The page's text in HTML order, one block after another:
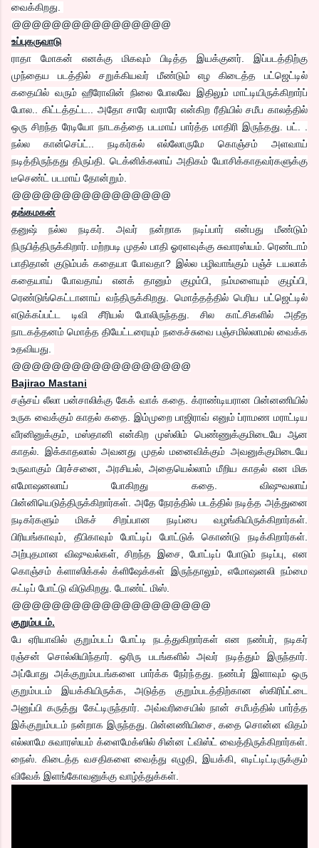
வைக்கிறது.
@@@@@@@@@@@@@@@@
உப்புகருவாடு
ராதா மோகன் எனக்கு மிகவும் பிடித்த இயக்குனர். இப்படத்திற்கு
முந்தைய படத்தில் சறுக்கியவர் மீண்டும் எழ கிடைத்த பட்ஜெட்டில்
கதையில் வரும் ஹீரோவின் நிலை போலவே இதிலும் மாட்டியிருக்கிறார்ப்
போல.. கிட்டத்தட்ட.. அதோ சாரே வராரே என்கிற ரீதியில் சமீப காலத்தில்
ஒரு சிறந்த ரேடியோ நாடகத்தை படமாய் பார்த்த மாதிரி இருந்தது. பட். .
நல்ல கான்செப்ட்.. நடிகர்கல் எல்லோருமே கொஞ்சம் அளவாய்
நடித்திருந்தது திருப்தி. டெக்னிக்கலாய் அதிகம் யோசிக்காதவர்களுக்கு
டீசெண்ட் படமாய் தோன்றும்.
@@@@@@@@@@@@@@@@
தங்கமகன்
தனுஷ் நல்ல நடிகர். அவர் நன்றாக நடிப்பார் என்பது மீண்டும்
நிருபித்திருக்கிறார். மற்றபடி முதல் பாதி ஓரளவுக்கு சுவாரஸ்யம். ரெண்டாம்
பாதிதான் குடும்பக் கதையா போவதா? இல்ல பழிவாங்கும் பஞ்ச் டயலாக்
கதையாய் போவதாய் எனக் தானும் குழம்பி, நம்மளையும் குழப்பி,
ரெண்டுங்கெட்டானாய் வந்திருக்கிறது. மொத்தத்தில் பெரிய பட்ஜெட்டில்
எடுக்கப்பட்ட டிவி சீரியல் போலிருந்தது. சில காட்சிகளில் அதீத
நாடகத்தனம் மொத்த தியேட்டரையும் நகைச்சுவை பஞ்சமில்லாமல் வைக்க
உதவியது.
@@@@@@@@@@@@@@@@@@
Bajirao Mastani
சஞ்சய் லீலா பன்சாலிக்கு கேக் வாக் கதை. க்ராண்டியரான பின்னணியில்
உருக வைக்கும் காதல் கதை. இம்முறை பாஜிராவ் எனும் ப்ராமண மராட்டிய
வீரனினுக்கும், மஸ்தானி என்கிற முஸ்லிம் பெண்ணுக்குமிடையே ஆன
காதல். இக்காதலால் அவனது முதல் மனைவிக்கும் அவனுக்குமிடையே
உருவாகும் பிரச்சனை, அரசியல், அதையெல்லாம் மீறிய காதல் என மிக
எமோஷனலாய் போகிறது கதை. விஷுவலாய்
பின்னியெடுத்திருக்கிறார்கள். அதே நேரத்தில் படத்தில் நடித்த அத்துனை
நடிகர்களும் மிகச் சிறப்பான நடிப்பை வழங்கியிருக்கிறார்கள்.
பிரியங்காவும், தீபிகாவும் போட்டிப் போட்டுக் கொண்டு நடிக்கிறார்கள்.
அற்புதமான விஷுவல்கள், சிறந்த இசை, போட்டிப் போடும் நடிப்பு, என
கொஞ்சம் க்ளாஸிக்கல் க்ளிஷேக்கள் இருந்தாலும், எமோஷனலி நம்மை
கட்டிப் போட்டு விடுகிறது. டோண்ட் மிஸ்.
@@@@@@@@@@@@@@@@@@@@
குறும்படம்.
பே ஏரியாவில் குறும்படப் போட்டி நடத்துகிறார்கள் என நண்பர், நடிகர்
ரஞ்சன் சொல்லியிந்தார். ஒரிரு படங்களில் அவர் நடித்தும் இருந்தார்.
அப்போது அக்குறும்படங்களை பார்க்க நேர்ந்தது. நண்பர் இளாவும் ஒரு
குறும்படம் இயக்கியிருக்க, அடுத்த குறும்படத்திற்கான ஸ்கிரிப்ட்டை
அனுப்பி கருத்து கேட்டிருந்தார். அவ்வரிசையில் நான் சமீபத்தில் பார்த்த
இக்குறும்படம் நன்றாக இருந்தது. பின்னணியிசை, கதை சொன்ன விதம்
எல்லாமே சுவாரஸ்யம் க்ளைமேக்ஸில் சின்ன ட்விஸ்ட் வைத்திருக்கிறார்கள்.
நைஸ். கிடைத்த வசதிகளை வைத்து எழுதி, இயக்கி, எடிட்டிட்டிருக்கும்
விவேக் இளங்கோவனுக்கு வாழ்த்துக்கள்.